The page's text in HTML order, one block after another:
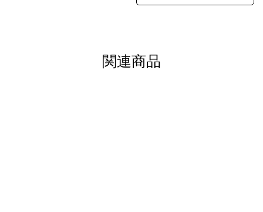
SV925は昔ながらの手仕事には固すぎるためです。
関連商品